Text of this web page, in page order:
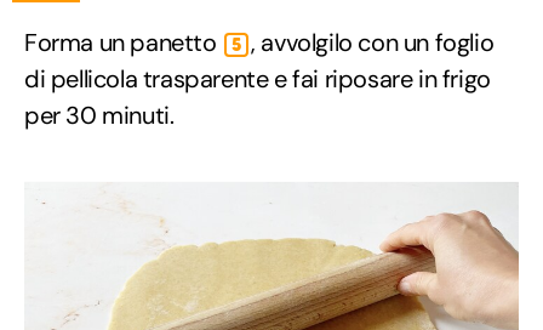
Forma un panetto 5 , avvolgilo con un foglio
di pellicola trasparente e fai riposare in frigo
per 30 minuti.